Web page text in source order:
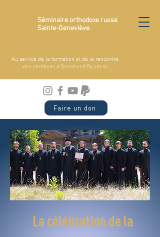
Séminaire orthodoxe russe
Sainte-Geneviève
Au service de la formation et de la rencontre
des chrétiens d'Orient et d'Occident
Faire un don
La célébration de la